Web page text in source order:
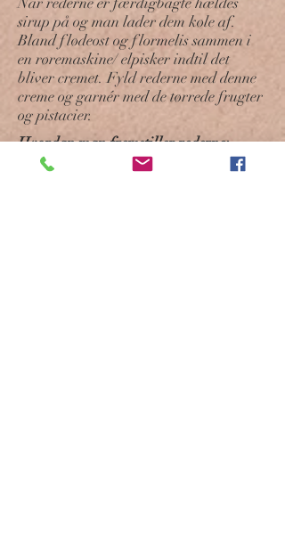
sirup på og man lader dem køle af.
Bland flødeost og flormelis sammen i
en røremaskine/ elpisker indtil det
bliver cremet. Fyld rederne med denne
creme og garnér med de tørrede frugter
og pistacier.
Hvordan man fremstiller rederne: